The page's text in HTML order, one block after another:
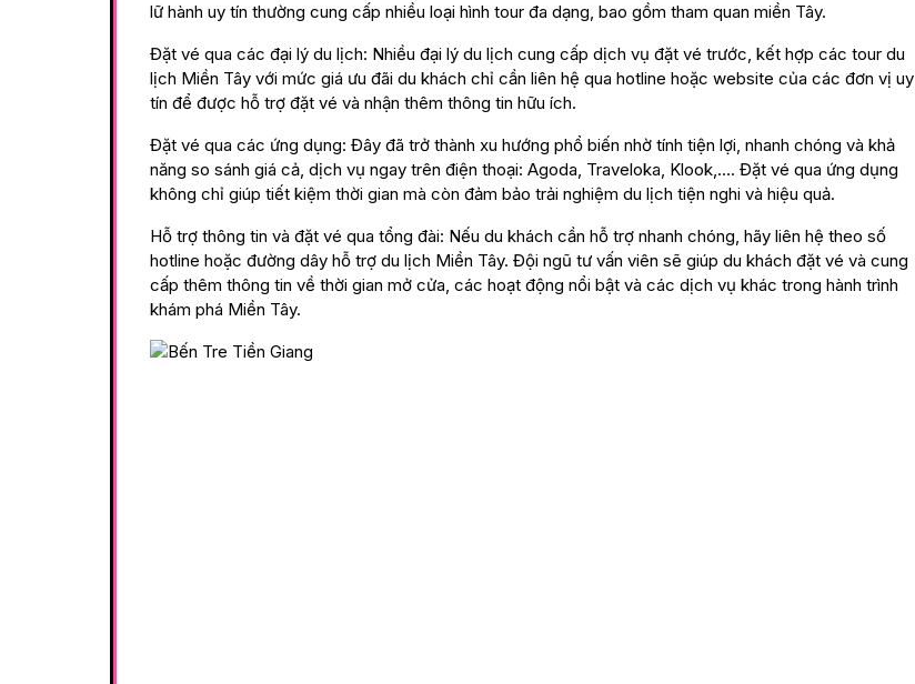
lữ hành uy tín thường cung cấp nhiều loại hình tour đa dạng, bao gồm tham quan miền Tây.
Đặt vé qua các đại lý du lịch: Nhiều đại lý du lịch cung cấp dịch vụ đặt vé trước, kết hợp các tour du
lịch Miền Tây với mức giá ưu đãi du khách chỉ cần liên hệ qua hotline hoặc website của các đơn vị uy
tín để được hỗ trợ đặt vé và nhận thêm thông tin hữu ích.
Đặt vé qua các ứng dụng: Đây đã trở thành xu hướng phổ biến nhờ tính tiện lợi, nhanh chóng và khả
năng so sánh giá cả, dịch vụ ngay trên điện thoại: Agoda, Traveloka, Klook,…. Đặt vé qua ứng dụng
không chỉ giúp tiết kiệm thời gian mà còn đảm bảo trải nghiệm du lịch tiện nghi và hiệu quả.
Hỗ trợ thông tin và đặt vé qua tổng đài: Nếu du khách cần hỗ trợ nhanh chóng, hãy liên hệ theo số
hotline hoặc đường dây hỗ trợ du lịch Miền Tây. Đội ngũ tư vấn viên sẽ giúp du khách đặt vé và cung
cấp thêm thông tin về thời gian mở cửa, các hoạt động nổi bật và các dịch vụ khác trong hành trình
khám phá Miền Tây.